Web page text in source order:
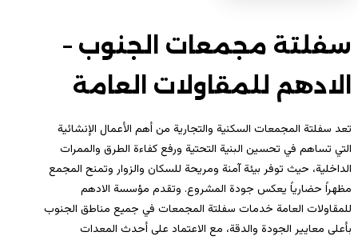
سفلتة مجمعات الجنوب –
الادهم للمقاولات العامة
تعد سفلتة المجمعات السكنية والتجارية من أهم الأعمال الإنشائية
التي تساهم في تحسين البنية التحتية ورفع كفاءة الطرق والممرات
الداخلية، حيث توفر بيئة آمنة ومريحة للسكان والزوار وتمنح المجمع
مظهراً حضارياً يعكس جودة المشروع. وتقدم مؤسسة الادهم
للمقاولات العامة خدمات سفلتة المجمعات في جميع مناطق الجنوب
بأعلى معايير الجودة والدقة، مع الاعتماد على أحدث المعدات